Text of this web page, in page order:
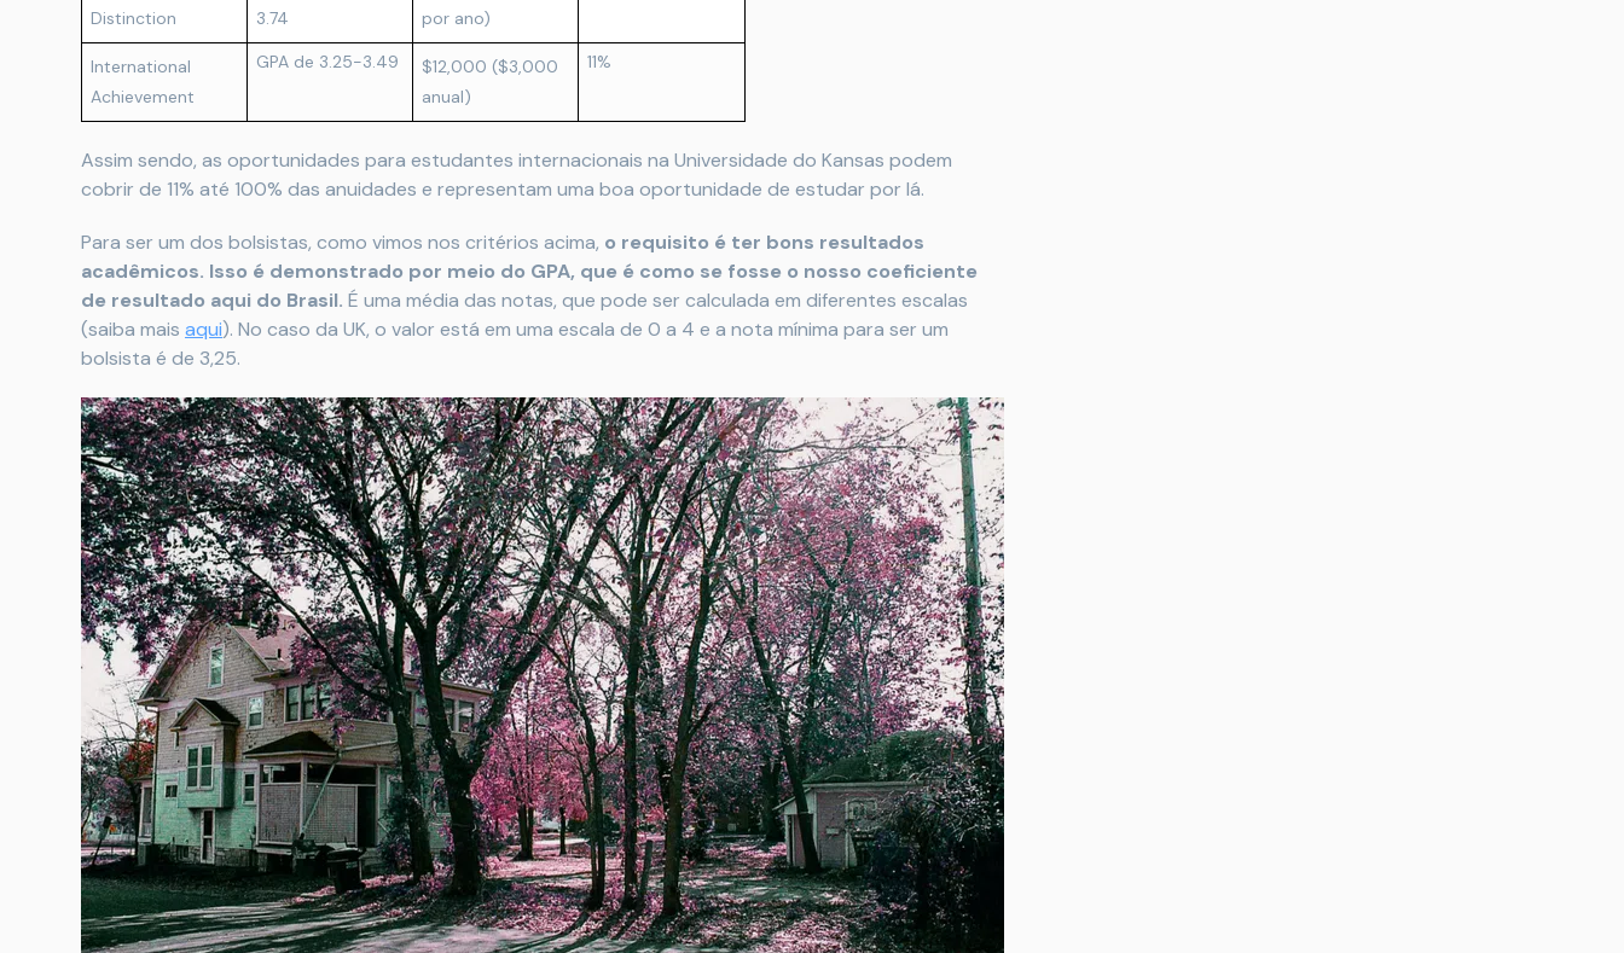
Distinction
3.74
por ano)
International
Achievement
GPA de 3.25-3.49
$12,000 ($3,000
anual)
11%
Assim sendo, as oportunidades para estudantes internacionais na Universidade do Kansas podem
cobrir de 11% até 100% das anuidades e representam uma boa oportunidade de estudar por lá.
Para ser um dos bolsistas, como vimos nos critérios acima, o requisito é ter bons resultados
acadêmicos. Isso é demonstrado por meio do GPA, que é como se fosse o nosso coeficiente
de resultado aqui do Brasil. É uma média das notas, que pode ser calculada em diferentes escalas
(saiba mais aqui). No caso da UK, o valor está em uma escala de 0 a 4 e a nota mínima para ser um
bolsista é de 3,25.